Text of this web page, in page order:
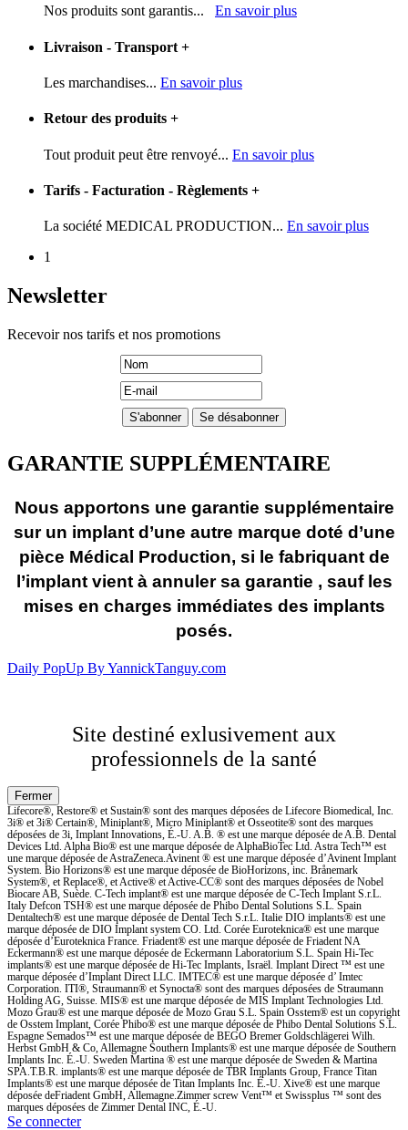
Nos produits sont garantis... En savoir plus
Livraison - Transport +
Les marchandises... En savoir plus
Retour des produits +
Tout produit peut être renvoyé... En savoir plus
Tarifs - Facturation - Règlements +
La société MEDICAL PRODUCTION... En savoir plus
1
Newsletter
Recevoir nos tarifs et nos promotions
GARANTIE SUPPLÉMENTAIRE
Nous apportons une garantie supplémentaire
sur un implant d’une autre marque doté d’une
pièce Médical Production, si le fabriquant de
l’implant vient à annuler sa garantie , sauf les
mises en charges immédiates des implants
posés.
Daily PopUp By YannickTanguy.com
Site destiné exlusivement aux
professionnels de la santé
Lifecore®, Restore® et Sustain® sont des marques déposées de Lifecore Biomedical, Inc.
3i® et 3i® Certain®, Miniplant®, Micro Miniplant® et Osseotite® sont des marques
déposées de 3i, Implant Innovations, É.-U. A.B. ® est une marque déposée de A.B. Dental
Devices Ltd. Alpha Bio® est une marque déposée de AlphaBioTec Ltd. Astra Tech™ est
une marque déposée de AstraZeneca.Avinent ® est une marque déposée d’Avinent Implant
System. Bio Horizons® est une marque déposée de BioHorizons, inc. Brånemark
System®, et Replace®, et Active® et Active-CC® sont des marques déposées de Nobel
Biocare AB, Suède. C-Tech implant® est une marque déposée de C-Tech Implant S.r.L.
Italy Defcon TSH® est une marque déposée de Phibo Dental Solutions S.L. Spain
Dentaltech® est une marque déposée de Dental Tech S.r.L. Italie DIO implants® est une
marque déposée de DIO Implant system CO. Ltd. Corée Euroteknica® est une marque
déposée d’Euroteknica France. Friadent® est une marque déposée de Friadent NA
Eckermann® est une marque déposée de Eckermann Laboratorium S.L. Spain Hi-Tec
implants® est une marque déposée de Hi-Tec Implants, Israël. Implant Direct ™ est une
marque déposée d’Implant Direct LLC. IMTEC® est une marque déposée d’ Imtec
Corporation. ITI®, Straumann® et Synocta® sont des marques déposées de Straumann
Holding AG, Suisse. MIS® est une marque déposée de MIS Implant Technologies Ltd.
Mozo Grau® est une marque déposée de Mozo Grau S.L. Spain Osstem® est un copyright
de Osstem Implant, Corée Phibo® est une marque déposée de Phibo Dental Solutions S.L.
Espagne Semados™ est une marque déposée de BEGO Bremer Goldschlägerei Wilh.
Herbst GmbH & Co, Allemagne Southern Implants® est une marque déposée de Southern
Implants Inc. É.-U. Sweden Martina ® est une marque déposée de Sweden & Martina
SPA.T.B.R. implants® est une marque déposée de TBR Implants Group, France Titan
Implants® est une marque déposée de Titan Implants Inc. É.-U. Xive® est une marque
déposée deFriadent GmbH, Allemagne.Zimmer screw Vent™ et Swissplus ™ sont des
marques déposées de Zimmer Dental INC, É.-U.
Se connecter